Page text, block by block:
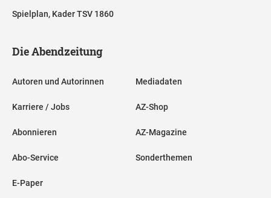
Spielplan, Kader TSV 1860
Die Abendzeitung
Autoren und Autorinnen
Karriere / Jobs
Abonnieren
Abo-Service
E-Paper
Mediadaten
AZ-Shop
AZ-Magazine
Sonderthemen